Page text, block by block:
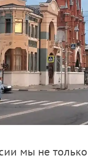
мы не